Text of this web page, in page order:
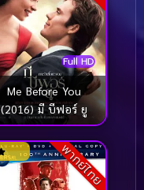
Full HD
Me Before You
(2016) มี บีฟอร์ ยู
พากย์ไทย